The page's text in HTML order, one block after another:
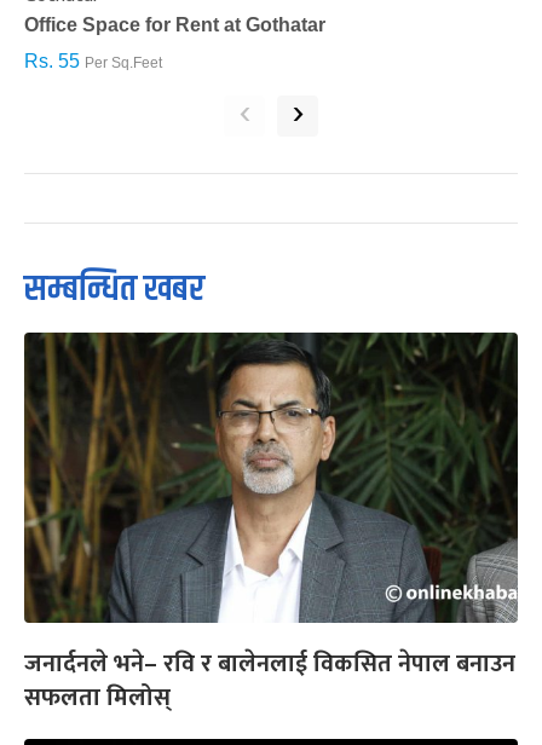
Office Space for Rent at Gothatar
Rs. 55 Per Sq.Feet
‹ ›
सम्बन्धित खबर
जनार्दनले भने– रवि र बालेनलाई विकसित नेपाल बनाउन
सफलता मिलोस्